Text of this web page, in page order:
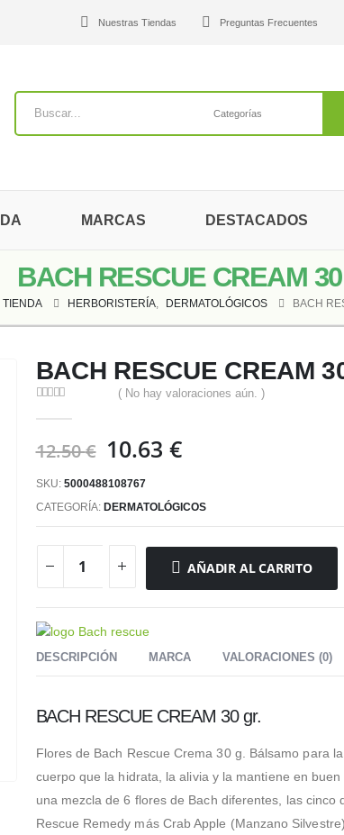
Nuestras Tiendas Preguntas Frecuentes
MARCAS DESTACADOS
BACH RESCUE CREAM
TIENDA HERBORISTERÍA, DERMATOLÓGICOS BACH
BACH RESCUE CREAM
( No hay valoraciones aún. )
12.50€ El
original
era:
12.50 €.
10.63 €El
es:
SKU: 5000488108767
CATEGORÍA: DERMATOLÓGICOS
AÑADIR AL CARRITO
DESCRIPCIÓN MARCA VALORACIONES (0)
BACH RESCUE CREAM 30 gr.
Flores de Bach Rescue Crema 30 g. Bálsamo para
cuerpo que la hidrata, la alivia y la mantiene en
una mezcla de 6 flores de Bach diferentes, las cinco
Rescue Remedy más Crab Apple (Manzano